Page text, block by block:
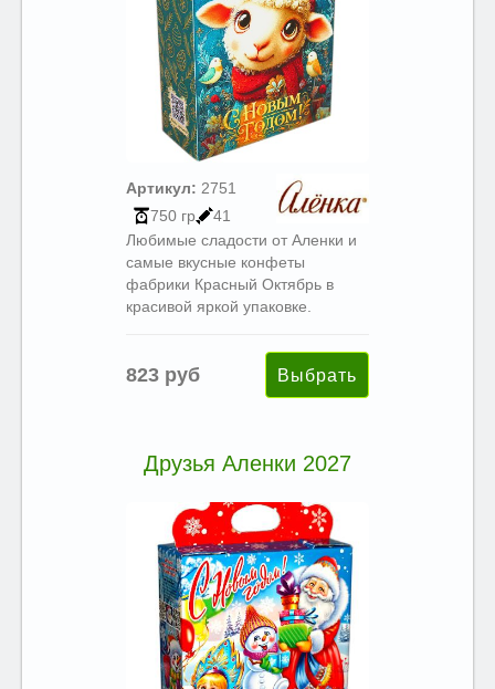
Артикул: 2751
750 гр
41
Любимые сладости от Аленки и
самые вкусные конфеты
фабрики Красный Октябрь в
красивой яркой упаковке.
823 руб
Друзья Аленки 2027